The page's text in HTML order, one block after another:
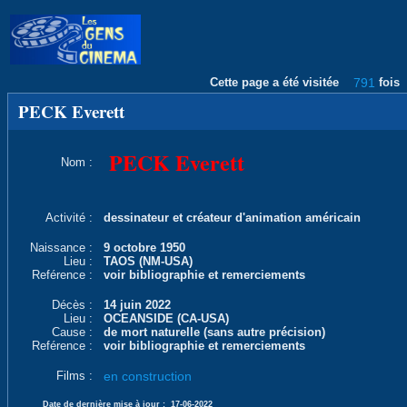
Cette page a été visitée 791 fois
PECK Everett
Nom : PECK Everett
Activité : dessinateur et créateur d'animation américain
Naissance :
9 octobre 1950
Lieu :
TAOS (NM-USA)
Reférence :
voir bibliographie et remerciements
Décès :
14 juin 2022
Lieu :
OCEANSIDE (CA-USA)
Cause :
de mort naturelle (sans autre précision)
Reférence :
voir bibliographie et remerciements
Films : en construction
Date de dernière mise à jour : 17-06-2022